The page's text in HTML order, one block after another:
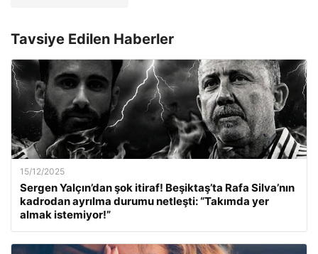
Tavsiye Edilen Haberler
15/12/2025
Sergen Yalçın’dan şok itiraf! Beşiktaş’ta Rafa Silva’nın
kadrodan ayrılma durumu netleşti: “Takımda yer
almak istemiyor!”